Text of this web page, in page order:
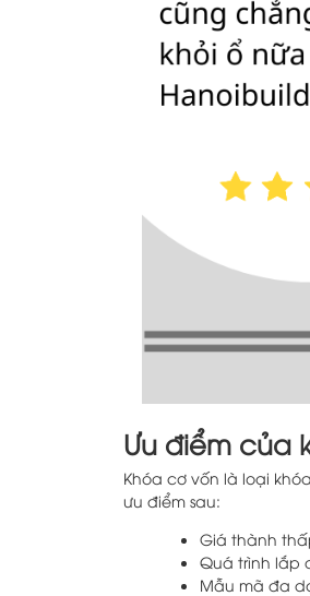
Ưu điểm của
Khóa cơ vốn là loại
ưu điểm sau:
Giá thành
Quá trình lắp
Mẫu mã đa